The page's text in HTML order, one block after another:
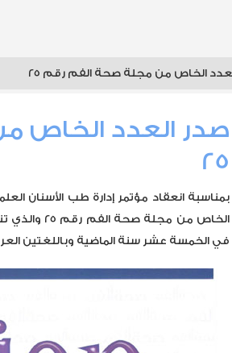
الخاص من مجلة صحة الفم رقم 25
صدر العدد الخاص
25
الخاص من
في الخمسة عشر سنة الماضية وباللغتين